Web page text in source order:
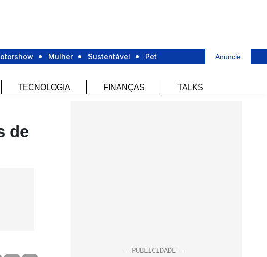
Mulher Sustentável Pet Anuncie
TECNOLOGIA FINANÇAS TALKS
de